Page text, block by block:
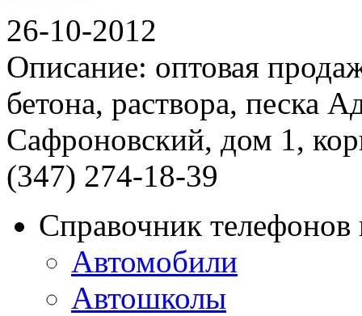
26-10-2012
Описание: оптовая
бетона, раствора, песка
Сафроновский, дом 1,
(347) 274-18-39
Справочник
Автомобили
Автошколы